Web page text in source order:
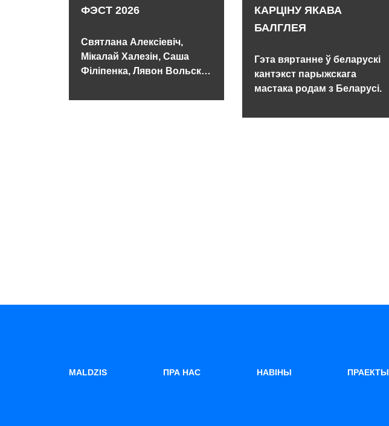
ФЭСТ 2026
Святлана Алексіевіч,
Мікалай Халезін, Саша
Філіпенка, Лявон Вольскі і
КАРЦІНУ ЯКАВА
БАЛГЛЕЯ
Гэта вяртанне ў беларускі
кантэкст парыжскага
мастака родам з Беларусі.
MALDZIS ПРА НАС НАВІНЫ ПРАЕКТЫ